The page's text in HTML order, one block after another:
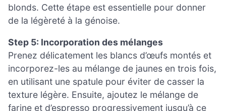
blonds. Cette étape est essentielle pour donner
de la légèreté à la génoise.
Step 5: Incorporation des mélanges
Prenez délicatement les blancs d’œufs montés et
incorporez-les au mélange de jaunes en trois fois,
en utilisant une spatule pour éviter de casser la
texture légère. Ensuite, ajoutez le mélange de
farine et d’espresso progressivement jusqu’à ce